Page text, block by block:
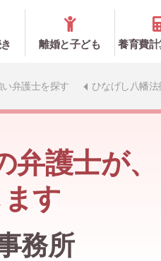
離婚と子ども 養育費
弁護士を探す ひなげし八幡
弁護士が
す
務所